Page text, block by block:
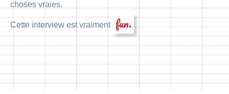
choses vraies.
Cette interview est vraiment fun.